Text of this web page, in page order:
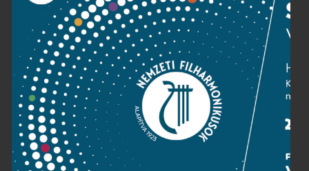
Impresszum
NEMZETI
FILHARMONIKUSOK